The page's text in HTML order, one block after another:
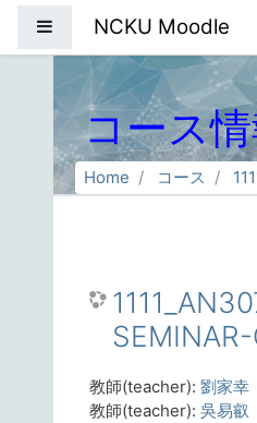
サイドパネル
NCKU Moodle
コース
Home コース
教師(teacher): 劉家幸
教師(teacher): 吳易叡